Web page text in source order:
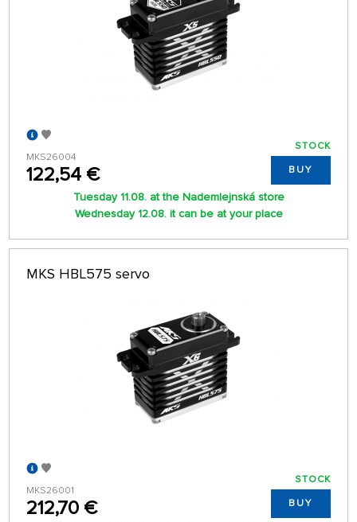
MKS26004
122,54 €
STOCK
BUY
Tuesday 11.08. at the Nademlejnská store
Wednesday 12.08. it can be at your place
MKS HBL575 servo
MKS26001
212,70 €
STOCK
BUY